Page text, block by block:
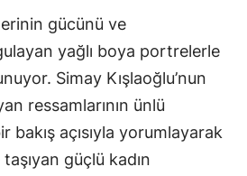
gücünü ve
yağlı boya portrelerle
Simay Kışlaoğlu’nun
ressamlarının ünlü
bakış açısıyla yorumlayarak
güçlü kadın